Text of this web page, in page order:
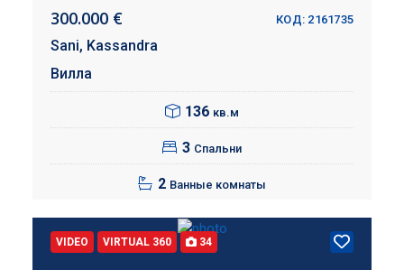
300.000 € КОД: 2161735
Sani, Kassandra
Вилла
136 кв.м
3 Спальни
2 Ванные комнаты
VIDEO VIRTUAL 360 34